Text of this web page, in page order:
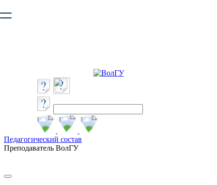
безопасную работу с сайтом. Пожалуйста
Педагогический состав
Преподаватель ВолГУ